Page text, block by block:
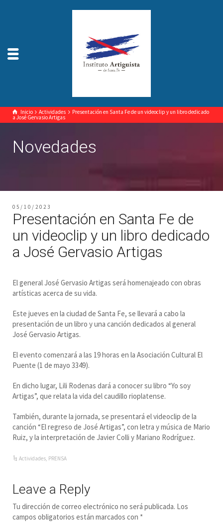
Inicio Actividades Presentación en Santa Fe de un videoclip y un libro dedicado
a José Gervasio Artigas
Novedades
05/10/2023
Presentación en Santa Fe de
un videoclip y un libro dedicado
a José Gervasio Artigas
El general José Gervasio Artigas será homenajeado con obras
artísticas acerca de su vida.
Este jueves en la ciudad de Santa Fe, se llevará a cabo la
presentación de un libro y una canción dedicados al general
José Gervasio Artigas.
El evento comenzará a las 19 horas en la Asociación Cultural El
Puente (1 de mayo 3349).
En dicho lugar, Lili Rodenas dará a conocer su libro “Yo soy
Artigas”, que relata la vida del caudillo rioplatense.
También, durante la jornada, se presentará el videoclip de la
canción “El regreso de José Artigas”, con letra y música de Mario
Ruiz, y la interpretación de Javier Colli y Mariano Rodríguez.
Actividades, PRENSA
Leave a Reply
Tu dirección de correo electrónico no será publicada. Los
campos obligatorios están marcados con *